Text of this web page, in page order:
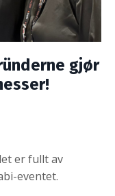
gjør
er fullt av
eventet.